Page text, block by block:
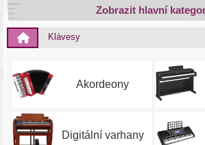
Smyčce
DJ
Zobrazit hlavní
Klávesy
Akordeony
Digitální varhany